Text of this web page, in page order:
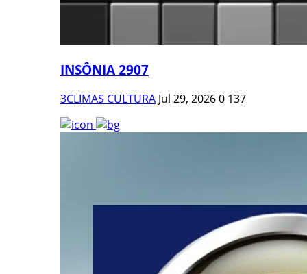
INSÔNIA 2907
3CLIMAS CULTURA Jul 29, 20260 137